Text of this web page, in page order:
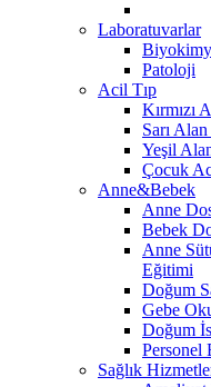
Laboratuvarlar
Patoloji
Acil Tıp
Kırmızı
Sarı
Yeşil
Çocuk
Anne&Bebek
Anne
Bebek
Anne
Eğitimi
Doğum
Gebe
Doğum
Personel
Sağlık